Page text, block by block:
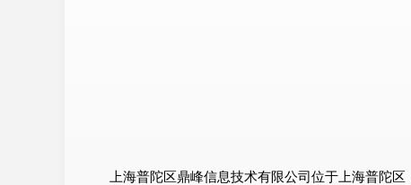
上海普陀区鼎峰信息技术有限公司位于上海普陀